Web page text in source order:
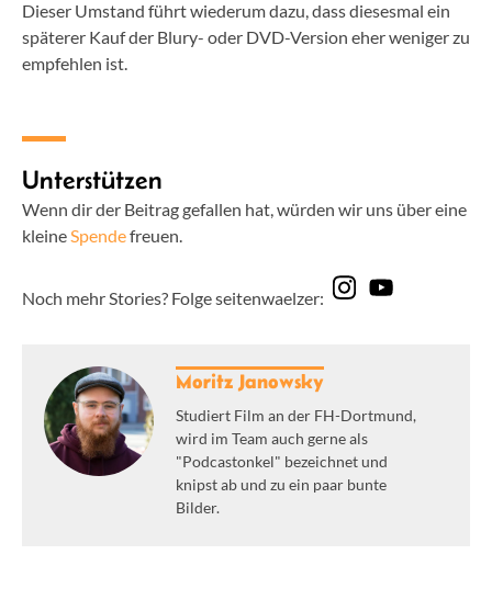
Dieser Umstand führt wiederum dazu, dass diesesmal ein
späterer Kauf der Blury- oder DVD-Version eher weniger zu
empfehlen ist.
Unterstützen
Wenn dir der Beitrag gefallen hat, würden wir uns über eine
kleineSpendefreuen.
Noch mehr Stories? Folge seitenwaelzer:
Moritz Janowsky
Studiert Film an der FH-Dortmund,
wird im Team auch gerne als
"Podcastonkel" bezeichnet und
knipst ab und zu ein paar bunte
Bilder.